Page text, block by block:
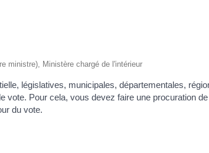
ministre), Ministère chargé de l'intérieur
législatives, municipales, départementales,
vote. Pour cela, vous devez faire une procuration
du vote.